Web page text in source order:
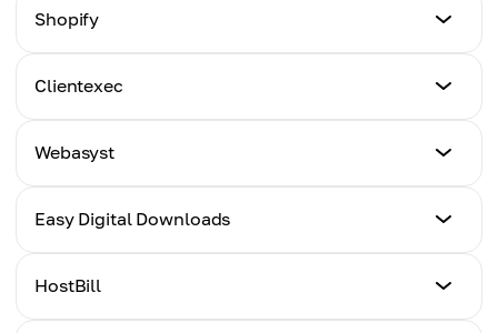
教程
点击这里
Shopify
教程
Clientexec
教程
点击这里
Webasyst
教程
点击这里
Easy Digital Downloads
教程
HostBill